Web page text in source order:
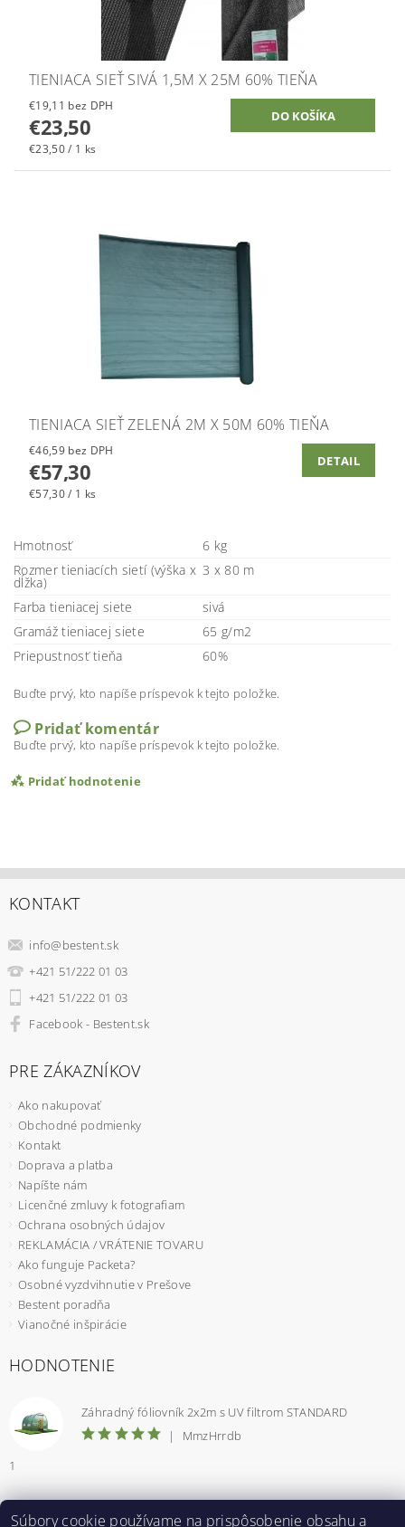
TIENIACA SIEŤ SIVÁ 1,5M X 25M 60% TIEŇA
€19,11 bez DPH
€23,50
€23,50 / 1 ks
TIENIACA SIEŤ ZELENÁ 2M X 50M 60% TIEŇA
€46,59 bez DPH
€57,30
€57,30 / 1 ks
DETAIL
Hmotnosť
6 kg
Rozmer tieniacích sietí (výška x
dĺžka)
3 x 80 m
Farba tieniacej siete
sivá
Gramáž tieniacej siete
65 g/m2
Priepustnosť tieňa
60%
Buďte prvý, kto napíše príspevok k tejto položke.
Pridať komentár
Buďte prvý, kto napíše príspevok k tejto položke.
Pridať hodnotenie
KONTAKT
info@bestent.sk
+421 51/222 01 03
+421 51/222 01 03
Facebook - Bestent.sk
PRE ZÁKAZNÍKOV
Ako nakupovať
Obchodné podmienky
Kontakt
Doprava a platba
Napíšte nám
Licenčné zmluvy k fotografiam
Ochrana osobných údajov
REKLAMÁCIA / VRÁTENIE TOVARU
Ako funguje Packeta?
Osobné vyzdvihnutie v Prešove
Bestent poradňa
Vianočné inšpirácie
HODNOTENIE
Záhradný fóliovník 2x2m s UV filtrom STANDARD
|
MmzHrrdb
1
Súbory cookie používame na prispôsobenie obsahu a